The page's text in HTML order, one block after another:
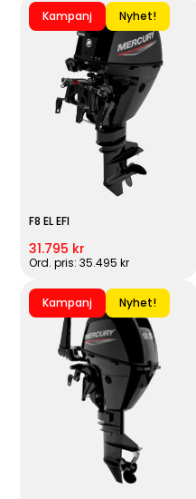
Kampanj Nyhet!
F8 EL EFI
31.795 kr
Ord. pris: 35.495 kr
Kampanj Nyhet!